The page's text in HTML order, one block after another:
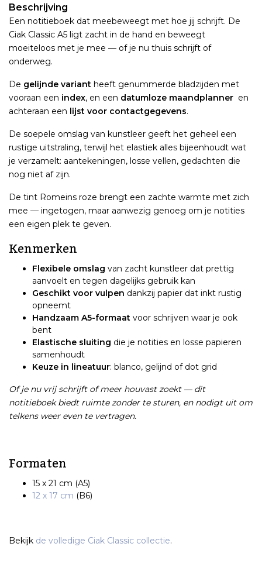
Beschrijving
Een notitieboek dat meebeweegt met hoe jij schrijft. De
Ciak Classic A5 ligt zacht in de hand en beweegt
moeiteloos met je mee — of je nu thuis schrijft of
onderweg.
De gelijnde variant heeft genummerde bladzijden met
vooraan een index, en een datumloze maandplanner en
achteraan een lijst voor contactgegevens.
De soepele omslag van kunstleer geeft het geheel een
rustige uitstraling, terwijl het elastiek alles bijeenhoudt wat
je verzamelt: aantekeningen, losse vellen, gedachten die
nog niet af zijn.
De tint Romeins roze brengt een zachte warmte met zich
mee — ingetogen, maar aanwezig genoeg om je notities
een eigen plek te geven.
Kenmerken
Flexibele omslag van zacht kunstleer dat prettig
aanvoelt en tegen dagelijks gebruik kan
Geschikt voor vulpen dankzij papier dat inkt rustig
opneemt
Handzaam A5-formaat voor schrijven waar je ook
bent
Elastische sluiting die je notities en losse papieren
samenhoudt
Keuze in lineatuur: blanco, gelijnd of dot grid
Of je nu vrij schrijft of meer houvast zoekt — dit
notitieboek biedt ruimte zonder te sturen, en nodigt uit om
telkens weer even te vertragen.
Formaten
15 x 21 cm (A5)
12 x 17 cm (B6)
Bekijk de volledige Ciak Classic collectie.